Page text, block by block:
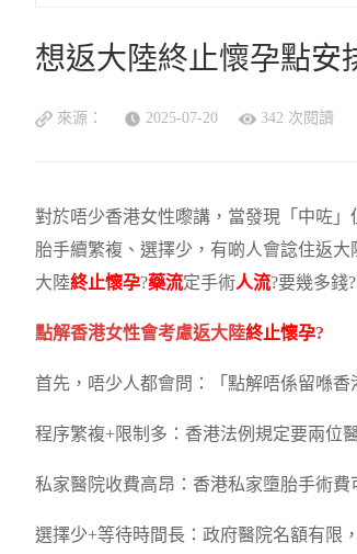
想返大陸終止懷孕點安
來源： 2025-07-20 342 次閱讀
對於唔少香港女性嚟講，當發現「中咗
胎手續繁複、選擇少，有啲人會諗住返
大陸終止懷孕?藥流定手術人流?要幾多錢
點解香港女性會考慮返大陸終止懷孕?
首先，唔少人都會問：「點解唔係留喺香
程序繁複+限制多：香港法例規定要兩位
私家醫院收費高昂：香港私家墮胎手術費
選擇少+等待時間長：政府醫院名額有限